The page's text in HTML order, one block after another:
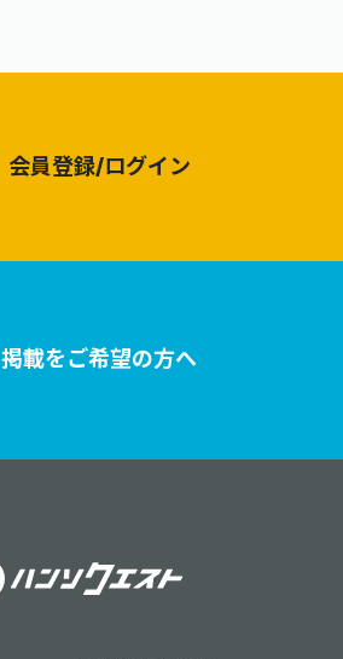
会員登録/ログイン
掲載をご希望の方へ